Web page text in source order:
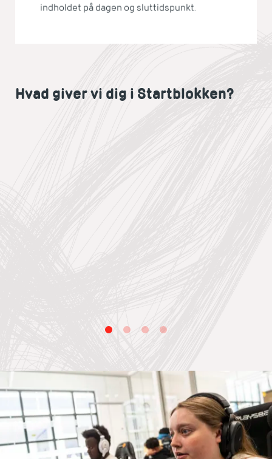
indholdet på dagen og sluttidspunkt.
Hvad giver vi dig i Startblokken?